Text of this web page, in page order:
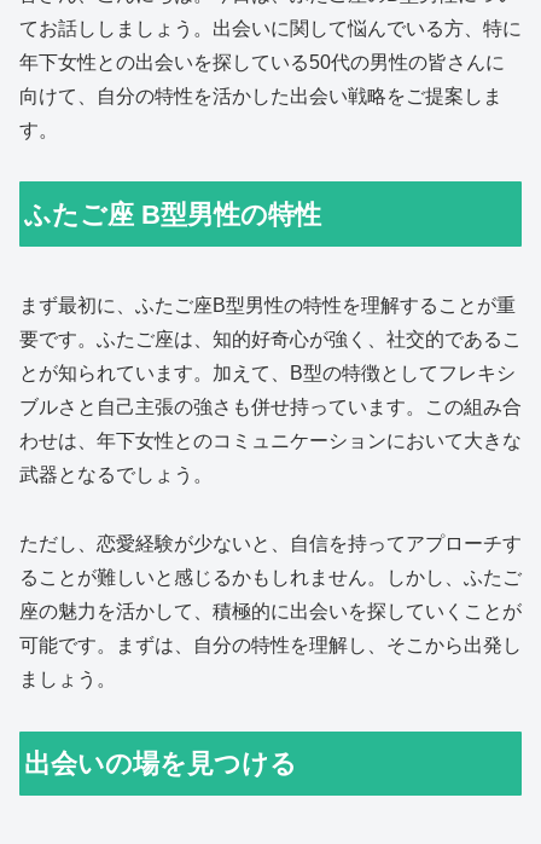
てお話ししましょう。出会いに関して悩んでいる方、特に
年下女性との出会いを探している50代の男性の皆さんに
向けて、自分の特性を活かした出会い戦略をご提案しま
す。
ふたご座 B型男性の特性
まず最初に、ふたご座B型男性の特性を理解することが重
要です。ふたご座は、知的好奇心が強く、社交的であるこ
とが知られています。加えて、B型の特徴としてフレキシ
ブルさと自己主張の強さも併せ持っています。この組み合
わせは、年下女性とのコミュニケーションにおいて大きな
武器となるでしょう。
ただし、恋愛経験が少ないと、自信を持ってアプローチす
ることが難しいと感じるかもしれません。しかし、ふたご
座の魅力を活かして、積極的に出会いを探していくことが
可能です。まずは、自分の特性を理解し、そこから出発し
ましょう。
出会いの場を見つける